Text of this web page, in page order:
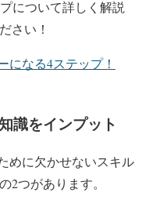
について詳しく解説
さい！
になる4ステップ！
識をインプット
めに欠かせないスキル
2つがあります。